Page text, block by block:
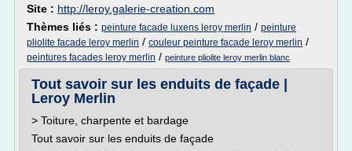
Site : http://leroy.galerie-creation.com
Thèmes liés : peinture facade luxens leroy merlin / peinture
pliolite facade leroy merlin / couleur peinture facade leroy merlin /
peintures facades leroy merlin / peinture pliolite leroy merlin blanc
Tout savoir sur les enduits de façade |
Leroy Merlin
> Toiture, charpente et bardage
Tout savoir sur les enduits de façade